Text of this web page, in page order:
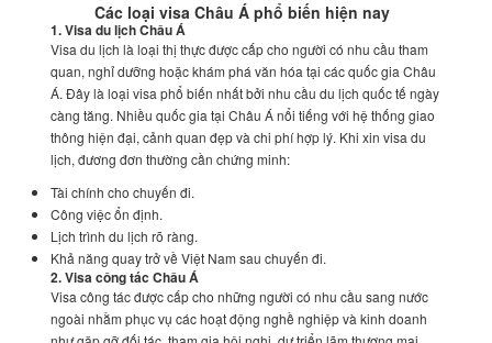
Các loại visa Châu Á phổ biến hiện nay
1. Visa du lịch Châu Á
Visa du lịch là loại thị thực được cấp cho người có nhu cầu tham
quan, nghỉ dưỡng hoặc khám phá văn hóa tại các quốc gia Châu
Á. Đây là loại visa phổ biến nhất bởi nhu cầu du lịch quốc tế ngày
càng tăng. Nhiều quốc gia tại Châu Á nổi tiếng với hệ thống giao
thông hiện đại, cảnh quan đẹp và chi phí hợp lý. Khi xin visa du
lịch, đương đơn thường cần chứng minh:
Tài chính cho chuyến đi.
Công việc ổn định.
Lịch trình du lịch rõ ràng.
Khả năng quay trở về Việt Nam sau chuyến đi.
2. Visa công tác Châu Á
Visa công tác được cấp cho những người có nhu cầu sang nước
ngoài nhằm phục vụ các hoạt động nghề nghiệp và kinh doanh